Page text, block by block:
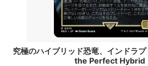
究極のハイブリッド恐竜、インドラ
the Perfect Hybrid